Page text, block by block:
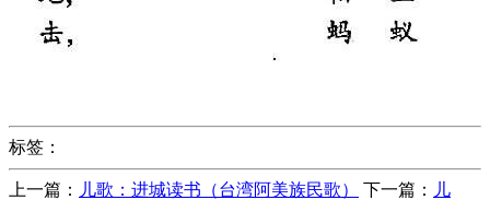
标签：
上一篇： 儿歌：进城读书（台湾阿美族民歌） 下一篇：
儿